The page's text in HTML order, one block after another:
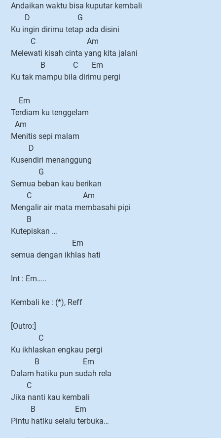
Andaikan waktu bisa kuputar kembali
D G
Ku ingin dirimu tetap ada disini
C Am
Melewati kisah cinta yang kita jalani
B C Em
Ku tak mampu bila dirimu pergi
Em
Terdiam ku tenggelam
Am
Menitis sepi malam
D
Kusendiri menanggung
G
Semua beban kau berikan
C Am
Mengalir air mata membasahi pipi
B
Kutepiskan …
Em
semua dengan ikhlas hati
Int : Em…..
Kembali ke : (*), Reff
[Outro:]
C
Ku ikhlaskan engkau pergi
B Em
Dalam hatiku pun sudah rela
C
Jika nanti kau kembali
B Em
Pintu hatiku selalu terbuka…